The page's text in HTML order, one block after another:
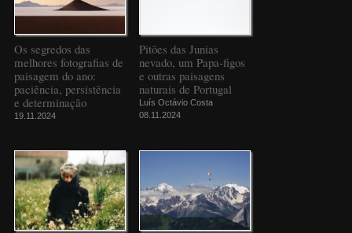
Os segredos das
melhores fotografias de
paisagem do ano:
paciência, persistência
e determinação
19.11.2024
Pitões das Junias
nevado, um Papa-figos
e outras paisagens
naturais de Portugal
Luís Octávio Costa
08.11.2024